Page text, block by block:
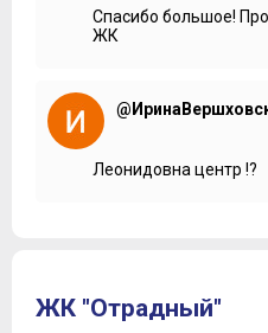
Спасибо большое!
ЖК
Леонидовна центр !?
ЖК "Отрадный"